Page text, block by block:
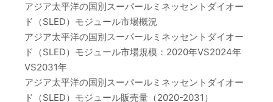
アジア太平洋の国別スーパールミネッセントダイオー
ド（SLED）モジュール市場概況
アジア太平洋の国別スーパールミネッセントダイオー
ド（SLED）モジュール市場規模：2020年VS2024年
VS2031年
アジア太平洋の国別スーパールミネッセントダイオー
ド（SLED）モジュール販売量（2020-2031）